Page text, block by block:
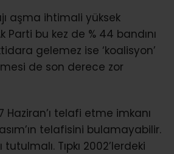
aşma ihtimali yüksek
Parti bu kez de % 44 bandını
gelemez ise ‘koalisyon’
de son derece zor
Haziran’ı telafi etme imkanı
telafisini bulamayabilir.
tutulmalı. Tıpkı 2002’lerdeki